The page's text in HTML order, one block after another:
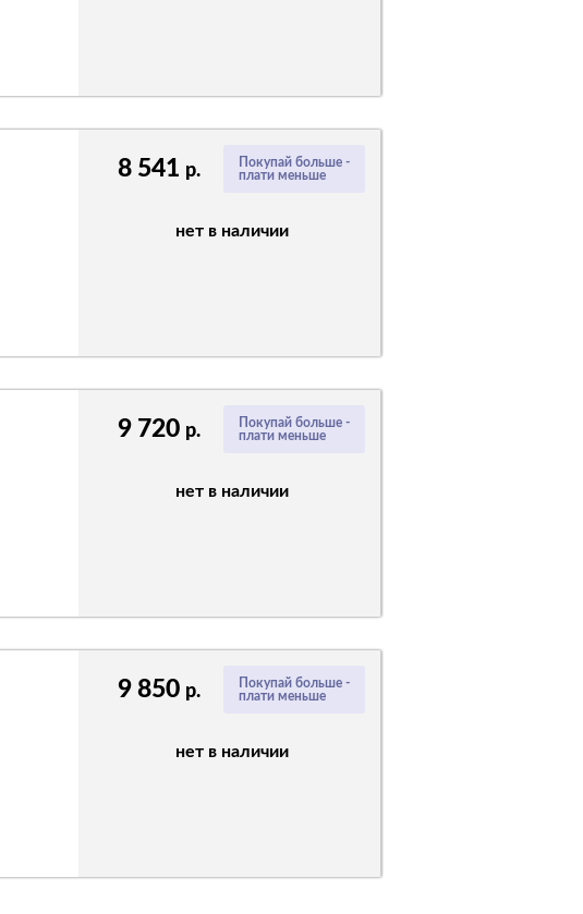
Покупай больше -
плати меньше
8 541 р.
нет в наличии
Покупай больше -
плати меньше
9 720 р.
нет в наличии
Покупай больше -
плати меньше
9 850 р.
нет в наличии